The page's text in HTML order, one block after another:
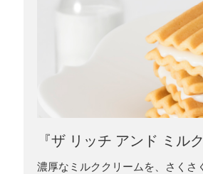
『ザ リッチ アンド ミルク
濃厚なミルククリームを、さくさ